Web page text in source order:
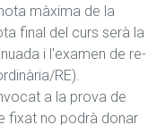
màxima de la
final del curs serà la
i l'examen de re-
RE).
a la prova de
fixat no podrà donar